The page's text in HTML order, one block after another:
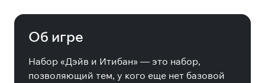
Об игре
Набор «Дэйв и Итибан» — это набор,
позволяющий тем, у кого еще нет базовой